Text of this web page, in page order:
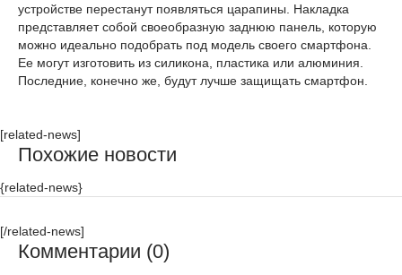
устройстве перестанут появляться царапины. Накладка
представляет собой своеобразную заднюю панель, которую
можно идеально подобрать под модель своего смартфона.
Ее могут изготовить из силикона, пластика или алюминия.
Последние, конечно же, будут лучше защищать смартфон.
[related-news]
Похожие новости
{related-news}
[/related-news]
Комментарии (0)